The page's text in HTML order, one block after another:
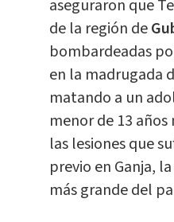
aseguraron que
de la región de
bombardeadas
en la madrugada
matando a un
menor de 13
las lesiones que
previo en Ganja,
más grande del